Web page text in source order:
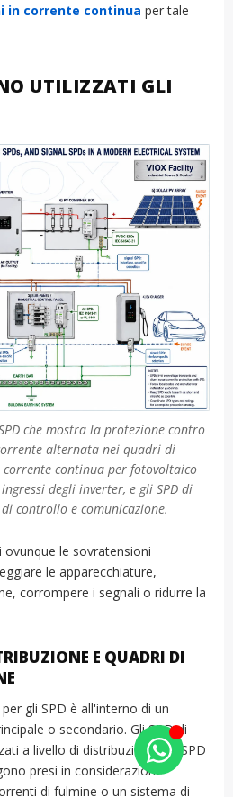
in corrente continua per tale
UTILIZZATI GLI
che mostra la protezione contro
alternata nei quadri di
corrente continua per fotovoltaico
degli inverter, e gli SPD di
controllo e comunicazione.
ovunque le sovratensioni
le apparecchiature,
corrompere i segnali o ridurre la
E QUADRI DI
gli SPD è all'interno di un
o secondario. Gli SPD di
a livello di distribuzione. Gli SPD
presi in considerazione
di fulmine o un sistema di